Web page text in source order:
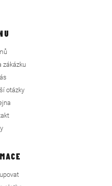
zákázku
otázky